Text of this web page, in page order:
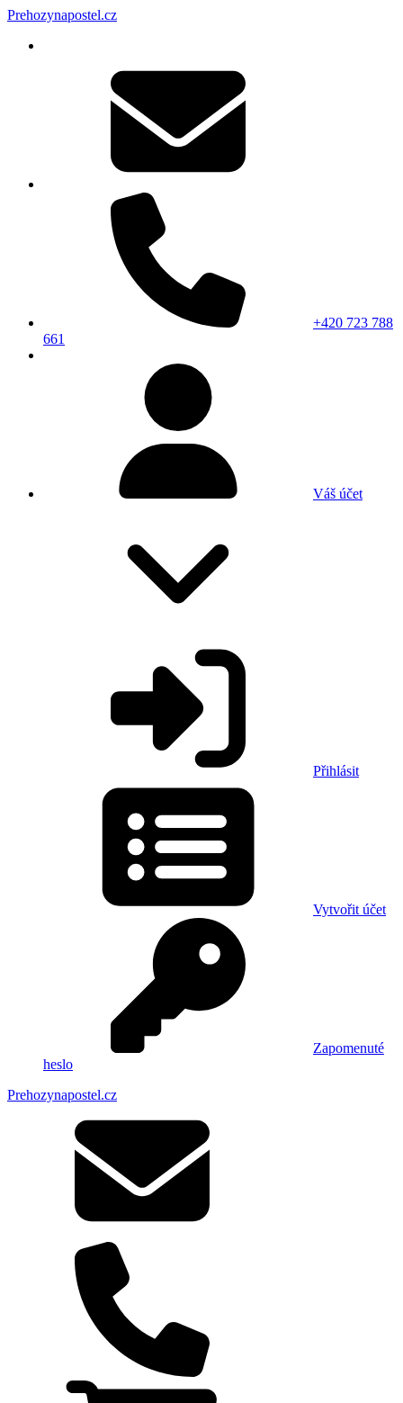
Prehozynapostel.cz
+420 723 788
661
Váš účet
Přihlásit
Vytvořit účet
Zapomenuté
heslo
Prehozynapostel.cz